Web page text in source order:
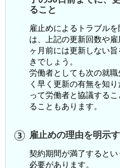
ること
雇止めによるトラブル
は、上記の更新回数や
ヶ月前には更新しない
きでしょう。
労働者としても次の就
く早く更新の有無を知
って労働者と協議する
ることもあります。
雇止めの理由を明示
契約期間が満了すると
必要があります。